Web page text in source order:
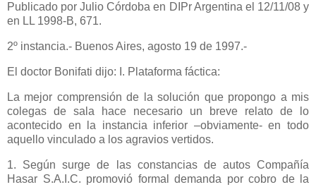
Publicado por Julio Córdoba en DIPr Argentina el 12/11/08 y
en LL 1998-B, 671.
2º instancia.- Buenos Aires, agosto 19 de 1997.-
El doctor Bonifati dijo: I. Plataforma fáctica:
La mejor comprensión de la solución que propongo a mis
colegas de sala hace necesario un breve relato de lo
acontecido en la instancia inferior –obviamente- en todo
aquello vinculado a los agravios vertidos.
1. Según surge de las constancias de autos Compañía
Hasar S.A.I.C. promovió formal demanda por cobro de la